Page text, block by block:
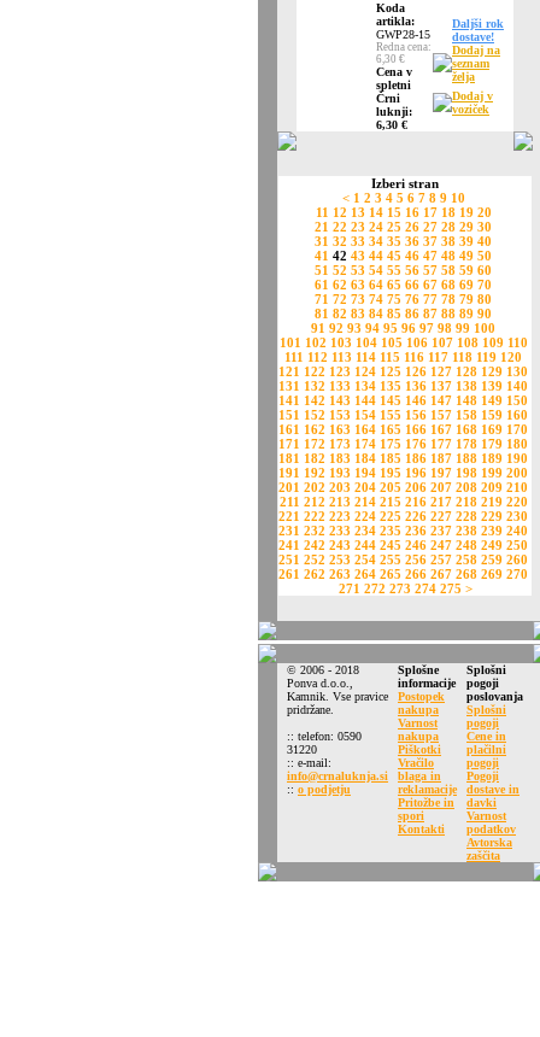
Koda
artikla:
GWP28-15
Redna cena:
6,30 €
Cena v
spletni
Črni
luknji:
6,30 €
Daljši rok
dostave!
Dodaj na
seznam
želja
Dodaj v
voziček
Izberi stran
< 1 2 3 4 5 6 7 8 9 10
11 12 13 14 15 16 17 18 19 20
21 22 23 24 25 26 27 28 29 30
31 32 33 34 35 36 37 38 39 40
41 42 43 44 45 46 47 48 49 50
51 52 53 54 55 56 57 58 59 60
61 62 63 64 65 66 67 68 69 70
71 72 73 74 75 76 77 78 79 80
81 82 83 84 85 86 87 88 89 90
91 92 93 94 95 96 97 98 99 100
101 102 103 104 105 106 107 108 109 110
111 112 113 114 115 116 117 118 119 120
121 122 123 124 125 126 127 128 129 130
131 132 133 134 135 136 137 138 139 140
141 142 143 144 145 146 147 148 149 150
151 152 153 154 155 156 157 158 159 160
161 162 163 164 165 166 167 168 169 170
171 172 173 174 175 176 177 178 179 180
181 182 183 184 185 186 187 188 189 190
191 192 193 194 195 196 197 198 199 200
201 202 203 204 205 206 207 208 209 210
211 212 213 214 215 216 217 218 219 220
221 222 223 224 225 226 227 228 229 230
231 232 233 234 235 236 237 238 239 240
241 242 243 244 245 246 247 248 249 250
251 252 253 254 255 256 257 258 259 260
261 262 263 264 265 266 267 268 269 270
271 272 273 274 275 >
© 2006 - 2018
Ponva d.o.o.,
Kamnik. Vse pravice
pridržane.
:: telefon: 0590
31220
:: e-mail:
info@crnaluknja.si
:: o podjetju
Splošne
informacije
Postopek
nakupa
Varnost
nakupa
Piškotki
Vračilo
blaga in
reklamacije
Pritožbe in
spori
Kontakti
Splošni
pogoji
poslovanja
Splošni
pogoji
Cene in
plačilni
pogoji
Pogoji
dostave in
davki
Varnost
podatkov
Avtorska
zaščita